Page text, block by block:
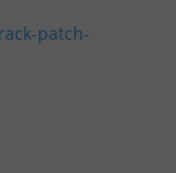
patch-